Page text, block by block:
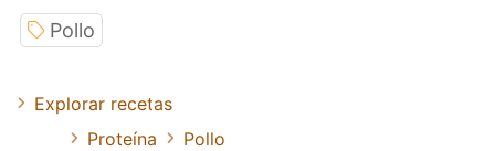
Pollo
Explorar recetas
Proteína
Pollo